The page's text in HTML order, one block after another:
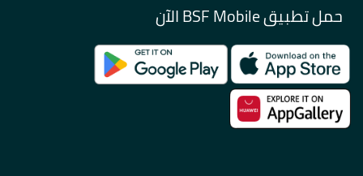
حمل تطبيق BSF Mobile الآن